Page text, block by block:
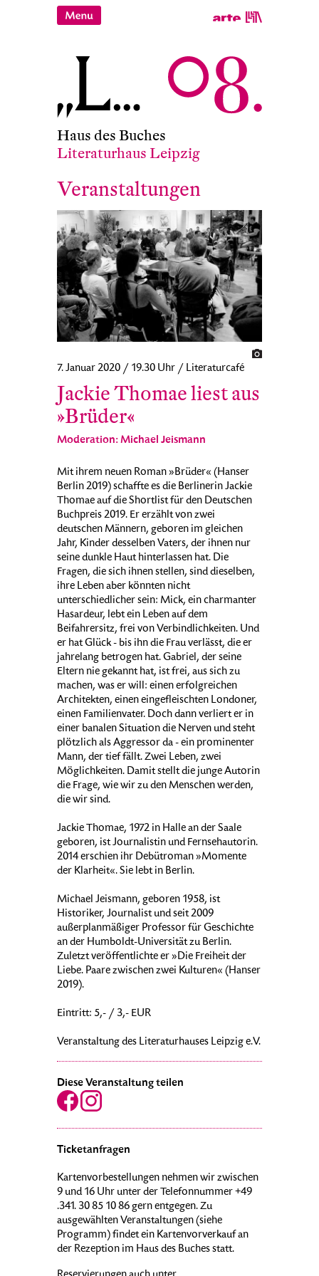
Haus des Buches
Literaturhaus Leipzig
Veranstaltungen
7. Januar 2020 / 19.30 Uhr / Literaturcafé
Jackie Thomae liest aus
»Brüder«
Moderation: Michael Jeismann
Mit ihrem neuen Roman »Brüder« (Hanser
Berlin 2019) schaffte es die Berlinerin Jackie
Thomae auf die Shortlist für den Deutschen
Buchpreis 2019. Er erzählt von zwei
deutschen Männern, geboren im gleichen
Jahr, Kinder desselben Vaters, der ihnen nur
seine dunkle Haut hinterlassen hat. Die
Fragen, die sich ihnen stellen, sind dieselben,
ihre Leben aber könnten nicht
unterschiedlicher sein: Mick, ein charmanter
Hasardeur, lebt ein Leben auf dem
Beifahrersitz, frei von Verbindlichkeiten. Und
er hat Glück - bis ihn die Frau verlässt, die er
jahrelang betrogen hat. Gabriel, der seine
Eltern nie gekannt hat, ist frei, aus sich zu
machen, was er will: einen erfolgreichen
Architekten, einen eingefleischten Londoner,
einen Familienvater. Doch dann verliert er in
einer banalen Situation die Nerven und steht
plötzlich als Aggressor da - ein prominenter
Mann, der tief fällt. Zwei Leben, zwei
Möglichkeiten. Damit stellt die junge Autorin
die Frage, wie wir zu den Menschen werden,
die wir sind.
Jackie Thomae, 1972 in Halle an der Saale
geboren, ist Journalistin und Fernsehautorin.
2014 erschien ihr Debütroman »Momente
der Klarheit«. Sie lebt in Berlin.
Michael Jeismann, geboren 1958, ist
Historiker, Journalist und seit 2009
außerplanmäßiger Professor für Geschichte
an der Humboldt-Universität zu Berlin.
Zuletzt veröffentlichte er »Die Freiheit der
Liebe. Paare zwischen zwei Kulturen« (Hanser
2019).
Eintritt: 5,- / 3,- EUR
Veranstaltung des Literaturhauses Leipzig e.V.
Diese Veranstaltung teilen
Ticketanfragen
Kartenvorbestellungen nehmen wir zwischen
9 und 16 Uhr unter der Telefonnummer +49
.341. 30 85 10 86 gern entgegen. Zu
ausgewählten Veranstaltungen (siehe
Programm) findet ein Kartenvorverkauf an
der Rezeption im Haus des Buches statt.